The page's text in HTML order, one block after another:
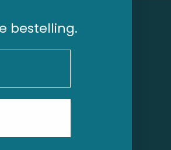
bestelling.